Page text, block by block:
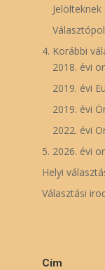
Jelölteknek
4. Korábbi
2018. évi
2019. évi
2019. évi
2022. évi
5. 2026. évi
Helyi
Választási
Cím